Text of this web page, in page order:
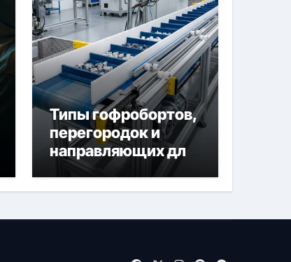
Типы гофробортов,
перегородок и
направляющих для
конвейерных лент